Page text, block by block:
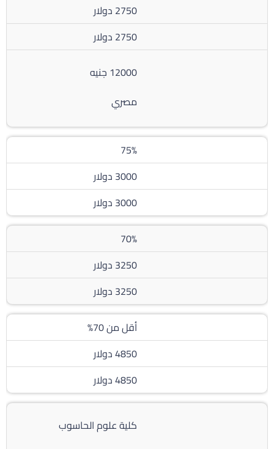
2750 دولار
2750 دولار
12000 جنيه
مصري
75%
3000 دولار
3000 دولار
70%
3250 دولار
3250 دولار
أقل من 70%
4850 دولار
4850 دولار
كلية علوم الحاسوب